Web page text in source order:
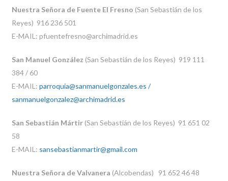
Nuestra Señora de Fuente El Fresno (San Sebastián de los
Reyes) 916 236 501
E-MAIL: pfuentefresno@archimadrid.es
San Manuel González (San Sebastián de los Reyes) 919 111
384 / 60
E-MAIL:parroquia@sanmanuelgonzales.es /
sanmanuelgonzalez@archimadrid.es
San Sebastián Mártir (San Sebastián de los Reyes) 91 651 02
58
E-MAIL: sansebastianmartir@gmail.com
Nuestra Señora de Valvanera (Alcobendas) 91 652 46 48